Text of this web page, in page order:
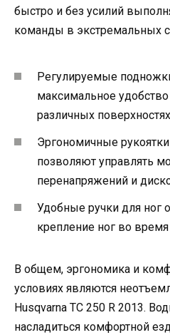
быстро и без усилий
команды в экстремальных
Регулируемые
максимальное
различных
Эргономичные
позволяют управлять
перенапряжений и
Удобные ручки для ног
крепление ног во
В общем, эргономика и
условиях являются
Husqvarna TC 250 R 2013.
насладиться комфортной